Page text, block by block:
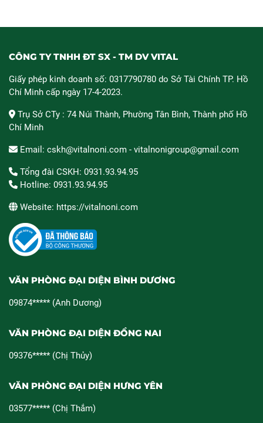
CÔNG TY TNHH ĐT SX - TM DV VITAL
Giấy phép kinh doanh số: 0317790780 do Sở Tài Chính TP. Hồ
Chí Minh cấp ngày 17-4-2023.
Trụ Sở CTy : 74 Núi Thành, Phường Tân Bình, Thành phố Hồ
Chí Minh
Email: cskh@vitalnoni.com - vitalnonigroup@gmail.com
Tổng đài CSKH: 0931.93.94.95
Hotline: 0931.93.94.95
Website: https://vitalnoni.com
VĂN PHÒNG ĐẠI DIỆN BÌNH DƯƠNG
09874***** (Anh Dương)
VĂN PHÒNG ĐẠI DIỆN ĐỒNG NAI
09376***** (Chị Thủy)
VĂN PHÒNG ĐẠI DIỆN HƯNG YÊN
03577***** (Chị Thắm)